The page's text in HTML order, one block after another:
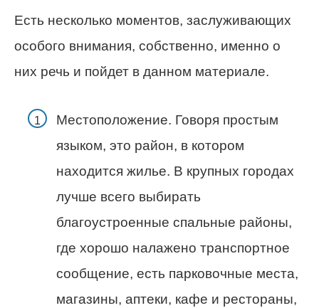
Есть несколько моментов, заслуживающих
особого внимания, собственно, именно о
них речь и пойдет в данном материале.
Местоположение. Говоря простым
языком, это район, в котором
находится жилье. В крупных городах
лучше всего выбирать
благоустроенные спальные районы,
где хорошо налажено транспортное
сообщение, есть парковочные места,
магазины, аптеки, кафе и рестораны,